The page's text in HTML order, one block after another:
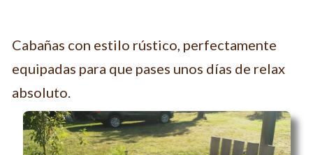
Cabañas con estilo rústico, perfectamente
equipadas para que pases unos días de relax
absoluto.